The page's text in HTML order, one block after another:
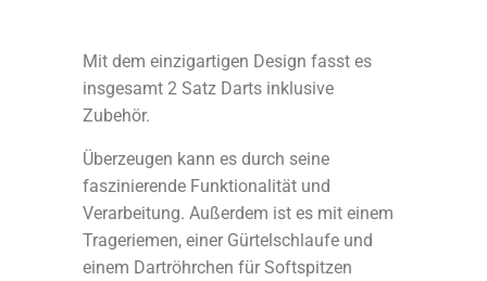
Mit dem einzigartigen Design fasst es
insgesamt 2 Satz Darts inklusive
Zubehör.
Überzeugen kann es durch seine
faszinierende Funktionalität und
Verarbeitung. Außerdem ist es mit einem
Trageriemen, einer Gürtelschlaufe und
einem Dartröhrchen für Softspitzen